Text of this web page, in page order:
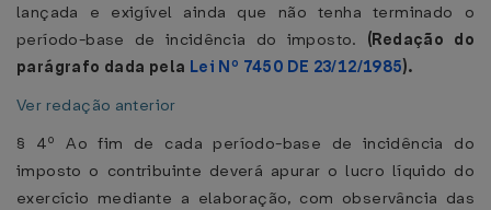
lançada e exigível ainda que não tenha terminado o
período-base de incidência do imposto. (Redação do
parágrafo dada pela Lei Nº 7450 DE 23/12/1985).
Ver redação anterior
§ 4º Ao fim de cada período-base de incidência do
imposto o contribuinte deverá apurar o lucro líquido do
exercício mediante a elaboração, com observância das